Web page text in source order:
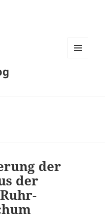
der
der